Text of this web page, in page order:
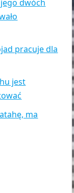
dwóch
pracuje dla
jest
ma